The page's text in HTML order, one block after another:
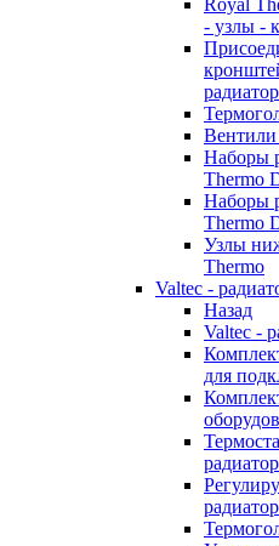
Royal
- узлы -
Вентили
Наборы
Thermo
Наборы
Thermo
Узлы
Thermo
Valtec -
Назад
Valtec -
для